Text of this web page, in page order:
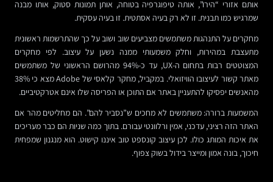
אותם אזורי “הירו”, אותה טיפוגרפיה בטוחה, אותן תמונות סטוק, אותו מבנה
שמרגיש כמו תבנית. זו לא רק בעיה אסתטית. זו בעיה עסקית.
מחקרים על התנהגות משתמשים מצביעים שוב ושוב על כך שהתרשמות ראשונית
מתעצבת במהירות, וחלק משמעותי ממנה נשען על עיצוב. לפי מחקרים
המצוטטים רבות בתחום ה-UX, עד כ-94% מהרושם הראשוני של משתמשים
מאתר קשור לעיצובו הוויזואלי. במקביל, מחקר קלאסי של Adobe מצא כי 38%
מהאנשים יפסיקו להתעניין באתר אם התוכן או הפריסה שלו אינם אטרקטיביים.
המשמעות ברורה: משתמשים לא מחכים ש”נסביר להם”. הם מחליטים מהר אם
האתר הזה רציני, עדכני, אמין ורלוונטי עבורם. בתוך כמה שניות הם כבר מעריכים
את איכות המותג כולו. לכן עיצוב קונספט טוב איננו קישוט. הוא מנגנון שמפחית
חיכוך, בונה אמון ומייצר בידול בשוק צפוף.